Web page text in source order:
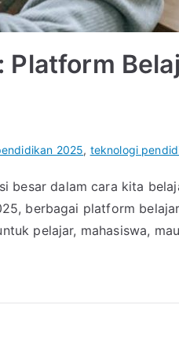
2025, teknologi
dalam cara kita
berbagai platform
pelajar, mahasiswa,